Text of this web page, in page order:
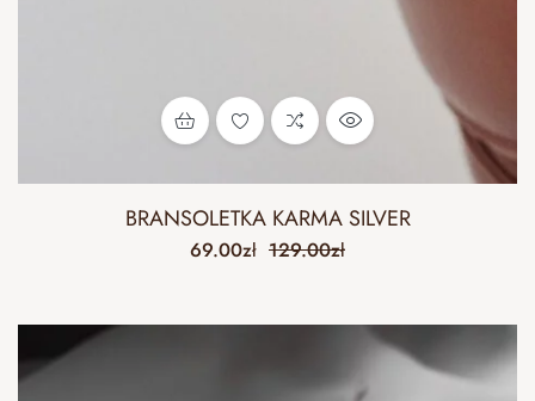
BRANSOLETKA KARMA SILVER
129.00zł
69.00zł